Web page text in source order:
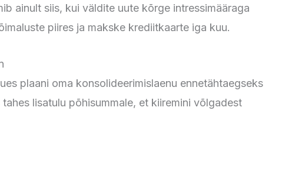
ainult siis, kui väldite uute kõrge intressimääraga
piires ja makske krediitkaarte iga kuu.
plaani oma konsolideerimislaenu ennetähtaegseks
lisatulu põhisummale, et kiiremini võlgadest